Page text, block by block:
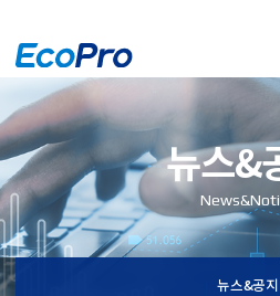
뉴스&
뉴스&공지